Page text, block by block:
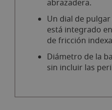
abrazadera.
Un dial de
está integrado
de fricción
Diámetro de la
sin incluir las